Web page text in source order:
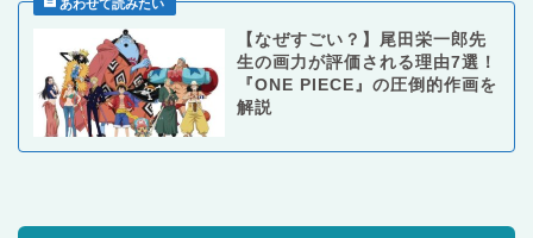
【なぜすごい？】尾田栄一郎先
生の画力が評価される理由7選！
『ONE PIECE』の圧倒的作画を
解説